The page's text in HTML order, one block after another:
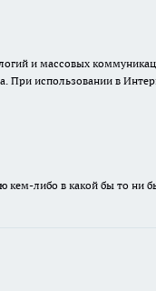
и массовых
При использовании в
кем-либо в какой бы то ни